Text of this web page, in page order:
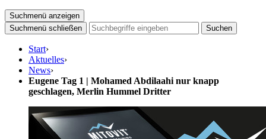
Suchmenü anzeigen
Suchmenü schließen
Suchen
Start›
Aktuelles›
News›
Eugene Tag 1 | Mohamed Abdilaahi nur knapp
geschlagen, Merlin Hummel Dritter